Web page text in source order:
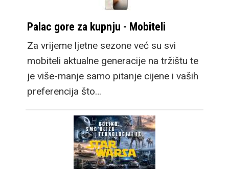
Palac gore za kupnju - Mobiteli
Za vrijeme ljetne sezone već su svi
mobiteli aktualne generacije na tržištu te
je više-manje samo pitanje cijene i vaših
preferencija što…